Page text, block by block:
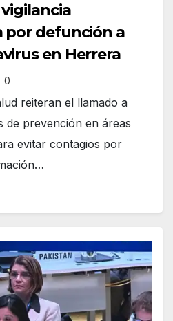
por defunción a
en Herrera
0
reiteran el llamado a
de prevención en áreas
evitar contagios por